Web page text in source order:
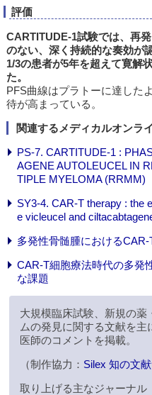
評価
CARTITUDE-1試験では、再
のない、深く持続的な奏効が
1/3の患者が5年を超えて寛解
た。
PFS曲線はプラトーに達した
待が高まっている。
関連するメディカルオンラ
PS-7. CARTITUDE-1 :
AGENE AUTOLEUCEL IN
TIPLE MYELOMA (RRMM)
SY3-4. CAR-T therapy : the
e vicleucel and
多発性骨髄腫におけるCAR-
CAR-T細胞療法時代の多発
な課題
大規模臨床試験、新規の
ムの発見に関する文献を
医師のコメントを掲載。
（制作協力： Silex 知の文
取り上げる主なジャーナル